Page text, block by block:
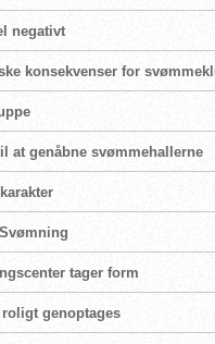
negativt
konsekvenser for
at genåbne svømmehallerne
tager form
roligt genoptages